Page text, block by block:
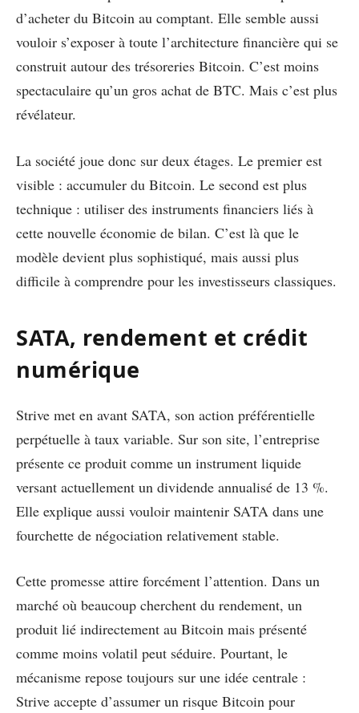
d’acheter du Bitcoin au comptant. Elle semble aussi
vouloir s’exposer à toute l’architecture financière qui se
construit autour des trésoreries Bitcoin. C’est moins
spectaculaire qu’un gros achat de BTC. Mais c’est plus
révélateur.
La société joue donc sur deux étages. Le premier est
visible : accumuler du Bitcoin. Le second est plus
technique : utiliser des instruments financiers liés à
cette nouvelle économie de bilan. C’est là que le
modèle devient plus sophistiqué, mais aussi plus
difficile à comprendre pour les investisseurs classiques.
SATA, rendement et crédit
numérique
Strive met en avant SATA, son action préférentielle
perpétuelle à taux variable. Sur son site, l’entreprise
présente ce produit comme un instrument liquide
versant actuellement un dividende annualisé de 13 %.
Elle explique aussi vouloir maintenir SATA dans une
fourchette de négociation relativement stable.
Cette promesse attire forcément l’attention. Dans un
marché où beaucoup cherchent du rendement, un
produit lié indirectement au Bitcoin mais présenté
comme moins volatil peut séduire. Pourtant, le
mécanisme repose toujours sur une idée centrale :
Strive accepte d’assumer un risque Bitcoin pour